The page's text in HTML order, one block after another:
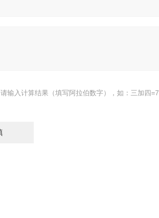
请输入计算结果（填写阿拉伯数字），如：三加四=7